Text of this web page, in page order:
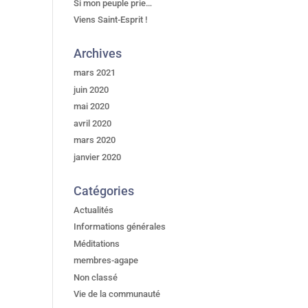
Si mon peuple prie…
Viens Saint-Esprit !
Archives
mars 2021
juin 2020
mai 2020
avril 2020
mars 2020
janvier 2020
Catégories
Actualités
Informations générales
Méditations
membres-agape
Non classé
Vie de la communauté